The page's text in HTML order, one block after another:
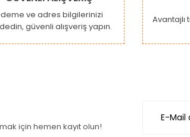
ve adres bilgilerinizi
güvenli alışveriş yapın.
Avantajlı
için hemen kayıt olun!